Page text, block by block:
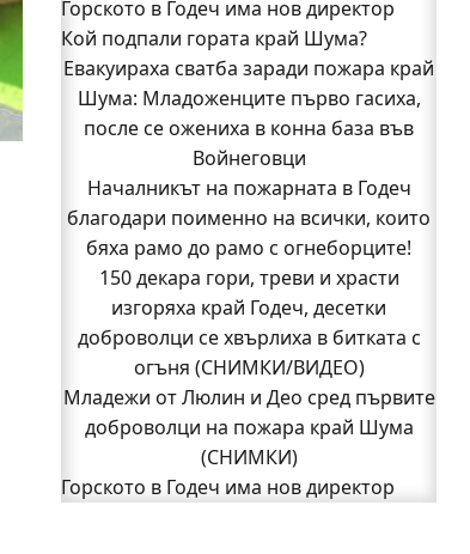
Горското в Годеч има нов директор
Заповядайте! Магазинът на "Бозмов"
отваря врати в Годеч на 12 август
Бивш шеф на полицията в Годеч оглави
ОДМВР-Видин
Кой подпали гората край Шума?
Младежи от Люлин и Део сред първите
доброволци на пожара край Шума
(СНИМКИ)
Началникът на пожарната в Годеч
благодари поименно на всички, които
бяха рамо до рамо с огнеборците!
150 декара гори, треви и храсти
изгоряха край Годеч, десетки
доброволци се хвърлиха в битката с
огъня (СНИМКИ/ВИДЕО)
Полицията влиза в селата
Кой подпали гората край Шума?
Евакуираха сватба заради пожара край
Шума: Младоженците първо гасиха,
после се ожениха в конна база във
Войнеговци
Началникът на пожарната в Годеч
благодари поименно на всички, които
бяха рамо до рамо с огнеборците!
150 декара гори, треви и храсти
изгоряха край Годеч, десетки
доброволци се хвърлиха в битката с
огъня (СНИМКИ/ВИДЕО)
Младежи от Люлин и Део сред първите
доброволци на пожара край Шума
(СНИМКИ)
Горското в Годеч има нов директор